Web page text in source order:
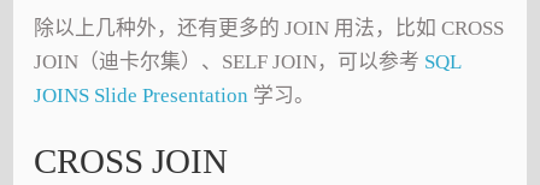
除以上几种外，还有更多的 JOIN 用法，比如 CROSS
JOIN（迪卡尔集）、SELF JOIN，可以参考 SQL
JOINS Slide Presentation 学习。
CROSS JOIN